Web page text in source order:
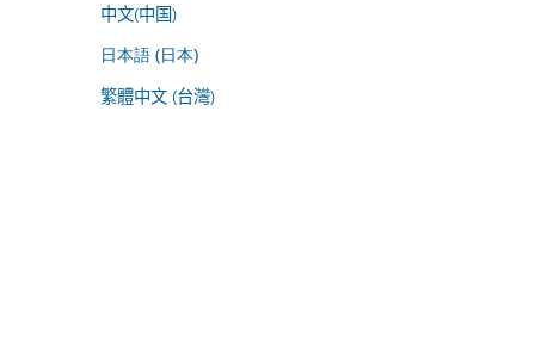
中文(中国)
日本語 (日本)
繁體中文 (台灣)